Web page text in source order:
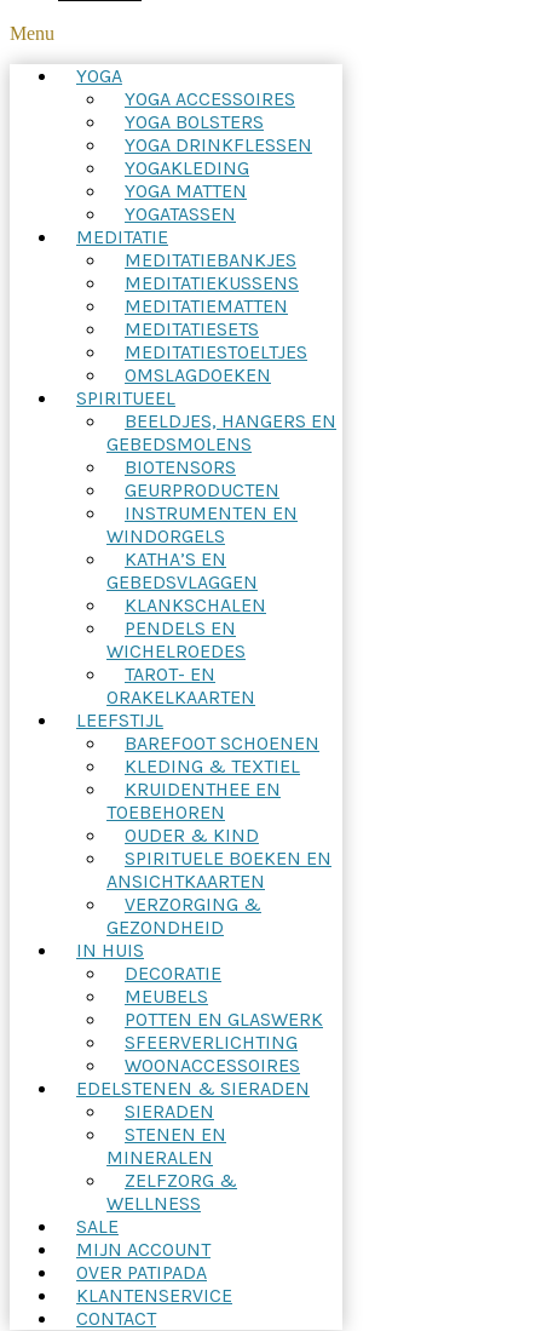
Menu
YOGA
YOGA ACCESSOIRES
YOGA BOLSTERS
YOGA DRINKFLESSEN
YOGAKLEDING
YOGA MATTEN
YOGATASSEN
MEDITATIE
MEDITATIEBANKJES
MEDITATIEKUSSENS
MEDITATIEMATTEN
MEDITATIESETS
MEDITATIESTOELTJES
OMSLAGDOEKEN
SPIRITUEEL
BEELDJES, HANGERS EN
GEBEDSMOLENS
BIOTENSORS
GEURPRODUCTEN
INSTRUMENTEN EN
WINDORGELS
KATHA’S EN
GEBEDSVLAGGEN
KLANKSCHALEN
PENDELS EN
WICHELROEDES
TAROT- EN
ORAKELKAARTEN
LEEFSTIJL
BAREFOOT SCHOENEN
KLEDING & TEXTIEL
KRUIDENTHEE EN
TOEBEHOREN
OUDER & KIND
SPIRITUELE BOEKEN EN
ANSICHTKAARTEN
VERZORGING &
GEZONDHEID
IN HUIS
DECORATIE
MEUBELS
POTTEN EN GLASWERK
SFEERVERLICHTING
WOONACCESSOIRES
EDELSTENEN & SIERADEN
SIERADEN
STENEN EN
MINERALEN
ZELFZORG &
WELLNESS
SALE
MIJN ACCOUNT
OVER PATIPADA
KLANTENSERVICE
CONTACT